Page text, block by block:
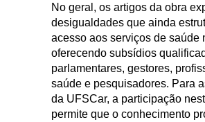
No geral, os artigos da obra
desigualdades que ainda
acesso aos serviços de saúde
oferecendo subsídios
parlamentares, gestores,
saúde e pesquisadores. Para
da UFSCar, a participação
permite que o conhecimento